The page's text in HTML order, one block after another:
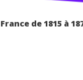
de 1815 à